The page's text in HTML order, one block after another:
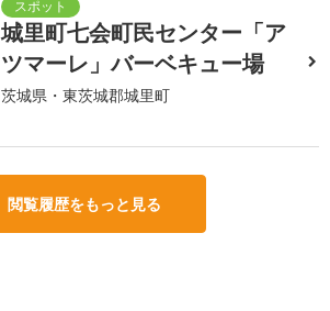
城里町七会町民センター「ア
ツマーレ」バーベキュー場
茨城県・東茨城郡城里町
閲覧履歴をもっと見る